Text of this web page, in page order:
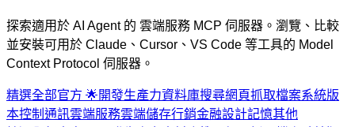
探索適用於 AI Agent 的 雲端服務 MCP 伺服器。瀏覽、比較
並安裝可用於 Claude、Cursor、VS Code 等工具的 Model
Context Protocol 伺服器。
精選全部官方 🌟開發生產力資料庫搜尋網頁抓取檔案系統版
本控制 通訊雲端服務雲端儲存行銷金融設計記憶其他